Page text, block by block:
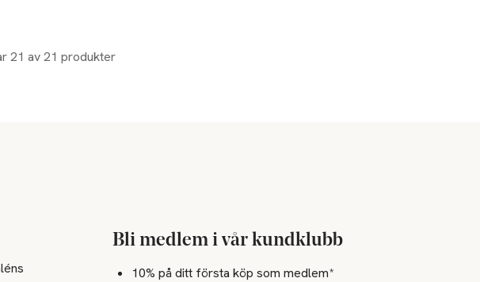
finns i färgerna:
21 av 21 produkter
Bli medlem i vår kundklubb
10% på ditt första köp som medlem*